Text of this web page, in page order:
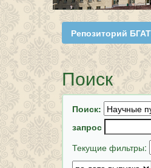
Репозиторий
Поиск
Поиск:
запрос
Текущие фильтры: